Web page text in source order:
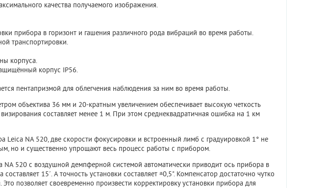
качества получаемого изображения.
прибора в горизонт и гашения различного рода вибраций во время работы.
транспортировки.
корпуса.
корпус IP56.
пентапризмой для облегчения наблюдения за ним во время работы.
объектива 36 мм и 20-кратным увеличением обеспечивает высокую четкость
составляет менее 1 м. При этом среднеквадратичная ошибка на 1 км
Leica NA 520, две скорости фокусировки и встроенный лимб с градуировкой 1° не
но и существенно упрощают весь процесс работы с прибором.
NA 520 с воздушной демпферной системой автоматически приводит ось прибора в
15´. А точность установки составляет ±0,5". Компенсатор достаточно чутко
позволяет своевременно произвести корректировку установки прибора для